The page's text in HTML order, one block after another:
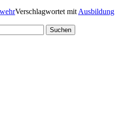
Verschlagwortet mit Ausbildung